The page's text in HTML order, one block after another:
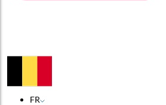
FR